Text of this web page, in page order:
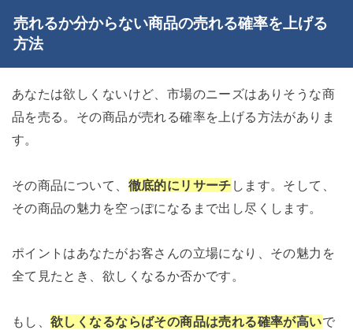
売れるか分からない商品の売れる確率を上げる
方法
あなたは欲しくないけど、市場のニーズはありそうな商
品を売る。その商品が売れる確率を上げる方法がありま
す。
その商品について、 徹底的にリサーチ します。そして、
その商品の魅力を空っぽになるまで出し尽くします。
ポイントはあなたがお客さんの立場になり、その魅力を
全て見たとき、欲しくなるか否かです。
もし、欲しくなるならばその商品は売れる確率が高いで